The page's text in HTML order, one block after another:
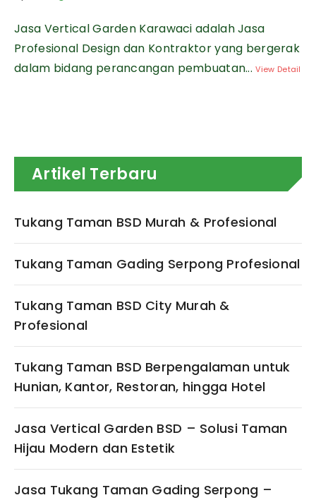
Jasa Vertical Garden Karawaci adalah Jasa
Profesional Design dan Kontraktor yang bergerak
dalam bidang perancangan pembuatan...View Detail
Artikel Terbaru
Tukang Taman BSD Murah & Profesional
Tukang Taman Gading Serpong Profesional
Tukang Taman BSD City Murah &
Profesional
Tukang Taman BSD Berpengalaman untuk
Hunian, Kantor, Restoran, hingga Hotel
Jasa Vertical Garden BSD – Solusi Taman
Hijau Modern dan Estetik
Jasa Tukang Taman Gading Serpong –